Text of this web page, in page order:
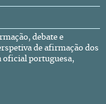
debate e
de afirmação dos
oficial portuguesa,